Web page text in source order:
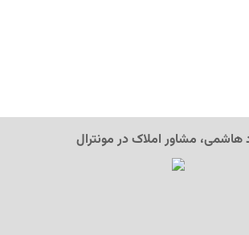
مشاور املاک در مونترال